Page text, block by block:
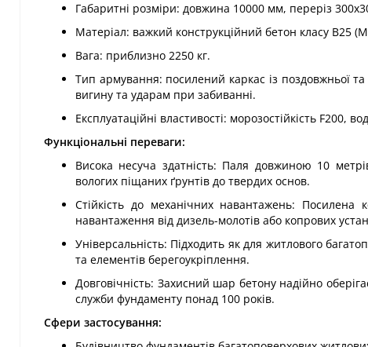
Габаритні розміри: довжина 10000 мм, переріз
Матеріал: важкий конструкційний бетон класу В25
Вага: приблизно 2250 кг.
Тип армування: посилений каркас із поздовжньої
вигину та ударам при забиванні.
Експлуатаційні властивості: морозостійкість F200,
Функціональні переваги:
Висока несуча здатність: Паля довжиною 10
вологих піщаних ґрунтів до твердих основ.
Стійкість до механічних навантажень: Посилена
навантаження від дизель-молотів або копрових
Універсальність: Підходить як для житлового
та елементів берегоукріплення.
Довговічність: Захисний шар бетону надійно
служби фундаменту понад 100 років.
Сфери застосування: